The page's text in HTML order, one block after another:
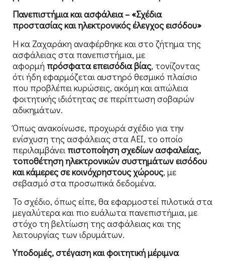
Πανεπιστήμια και ασφάλεια – «Σχέδια
προστασίας και ηλεκτρονικός έλεγχος εισόδου»
Η κα Ζαχαράκη αναφέρθηκε και στο ζήτημα της
ασφάλειας στα πανεπιστήμια, με
αφορμή πρόσφατα επεισόδια βίας, τονίζοντας
ότι ήδη εφαρμόζεται αυστηρό θεσμικό πλαίσιο
που προβλέπει κυρώσεις, ακόμη και απώλεια
φοιτητικής ιδιότητας σε περίπτωση σοβαρών
αδικημάτων.
Όπως ανακοίνωσε, προχωρά σχέδιο για την
ενίσχυση της ασφάλειας στα ΑΕΙ, το οποίο
περιλαμβάνει πιστοποίηση σχεδίων ασφαλείας,
τοποθέτηση ηλεκτρονικών συστημάτων εισόδου
και κάμερες σε κοινόχρηστους χώρους, με
σεβασμό στα προσωπικά δεδομένα.
Το σχέδιο, όπως είπε, θα εφαρμοστεί πιλοτικά στα
μεγαλύτερα και πιο ευάλωτα πανεπιστήμια, με
στόχο τη βελτίωση της ασφάλειας και της
λειτουργίας των ιδρυμάτων.
Υποδομές, στέγαση και φοιτητική μέριμνα